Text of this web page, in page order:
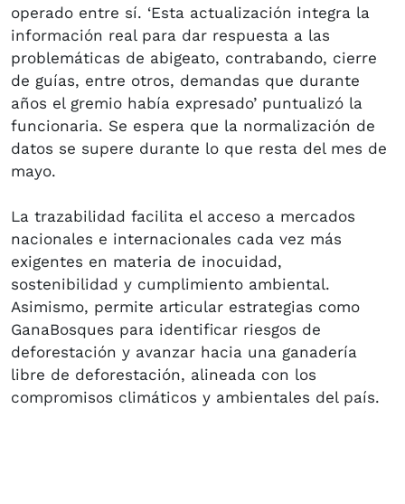
operado entre sí. ‘Esta actualización integra la
información real para dar respuesta a las
problemáticas de abigeato, contrabando, cierre
de guías, entre otros, demandas que durante
años el gremio había expresado’ puntualizó la
funcionaria. Se espera que la normalización de
datos se supere durante lo que resta del mes de
mayo.
La trazabilidad facilita el acceso a mercados
nacionales e internacionales cada vez más
exigentes en materia de inocuidad,
sostenibilidad y cumplimiento ambiental.
Asimismo, permite articular estrategias como
GanaBosques para identificar riesgos de
deforestación y avanzar hacia una ganadería
libre de deforestación, alineada con los
compromisos climáticos y ambientales del país.